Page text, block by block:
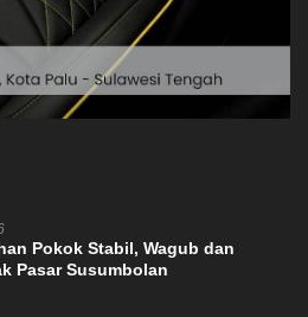
Pokok Stabil, Wagub dan
Pasar Susumbolan